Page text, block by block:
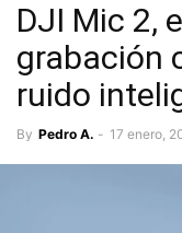
DJI Mic 2,
grabación
ruido
By Pedro A. - 17 enero,